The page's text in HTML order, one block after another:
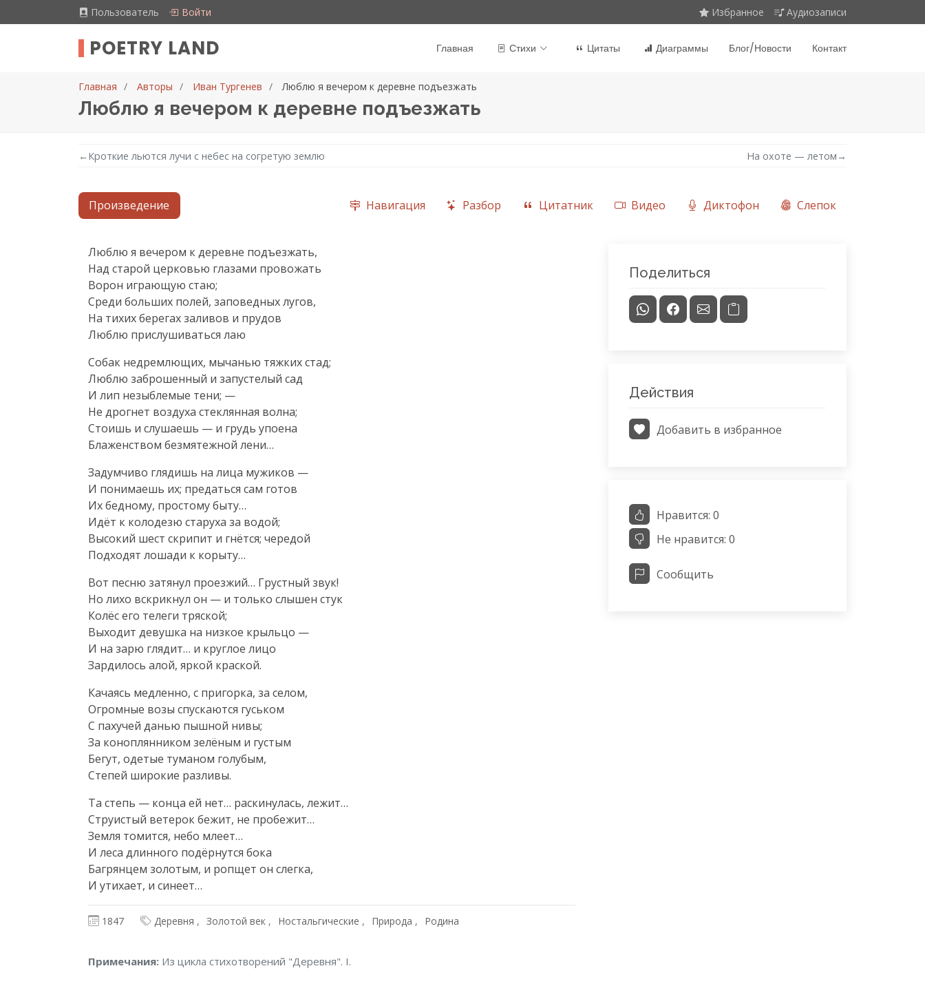
Пользователь Войти Избранное Аудиозаписи
POETRY LAND Главная Стихи Цитаты Диаграммы Блог/Новости Контакт
Главная Авторы Иван Тургенев Люблю я вечером к деревне подъезжать
Люблю я вечером к деревне подъезжать
← Кроткие льются лучи с небес на согретую землю На охоте — летом →
Произведение Навигация Разбор Цитатник Видео Диктофон Слепок
Текст произведения
Люблю я вечером к деревне подъезжать,
Над старой церковью глазами провожать
Ворон играющую стаю;
Среди больших полей, заповедных лугов,
На тихих берегах заливов и прудов
Люблю прислушиваться лаю
Собак недремлющих, мычанью тяжких стад;
Люблю заброшенный и запустелый сад
И лип незыблемые тени; —
Не дрогнет воздуха стеклянная волна;
Стоишь и слушаешь — и грудь упоена
Блаженством безмятежной лени…
Задумчиво глядишь на лица мужиков —
И понимаешь их; предаться сам готов
Их бедному, простому быту…
Идёт к колодезю старуха за водой;
Высокий шест скрипит и гнётся; чередой
Подходят лошади к корыту…
Вот песню затянул проезжий… Грустный звук!
Но лихо вскрикнул он — и только слышен стук
Колёс его телеги тряской;
Выходит девушка на низкое крыльцо —
И на зарю глядит… и круглое лицо
Зардилось алой, яркой краской.
Качаясь медленно, с пригорка, за селом,
Огромные возы спускаются гуськом
С пахучей данью пышной нивы;
За коноплянником зелёным и густым
Бегут, одетые туманом голубым,
Степей широкие разливы.
Та степь — конца ей нет… раскинулась, лежит…
Струистый ветерок бежит, не пробежит…
Земля томится, небо млеет…
И леса длинного подёрнутся бока
Багрянцем золотым, и ропщет он слегка,
И утихает, и синеет…
1847 Деревня Золотой век Ностальгические Природа Родина
Примечания
Примечания: Из цикла стихотворений "Деревня". I.
Поделиться
Действия
Добавить в избранное
Нравится: 0
Не нравится: 0
Сообщить